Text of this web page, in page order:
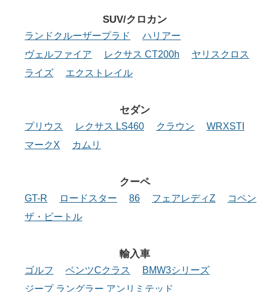
SUV/クロカン
ランドクルーザープラド
ハリアー
ヴェルファイア
レクサス CT200h
ヤリスクロス
ライズ
エクストレイル
セダン
プリウス レクサス LS460 クラウン
WRXSTI
マークX
カムリ
クーペ
GT-R ロードスター 86 フェアレディZ
コペン
ザ・ビートル
輸入車
ゴルフ ベンツCクラス
BMW3シリーズ
ジープ ラングラー アンリミテッド